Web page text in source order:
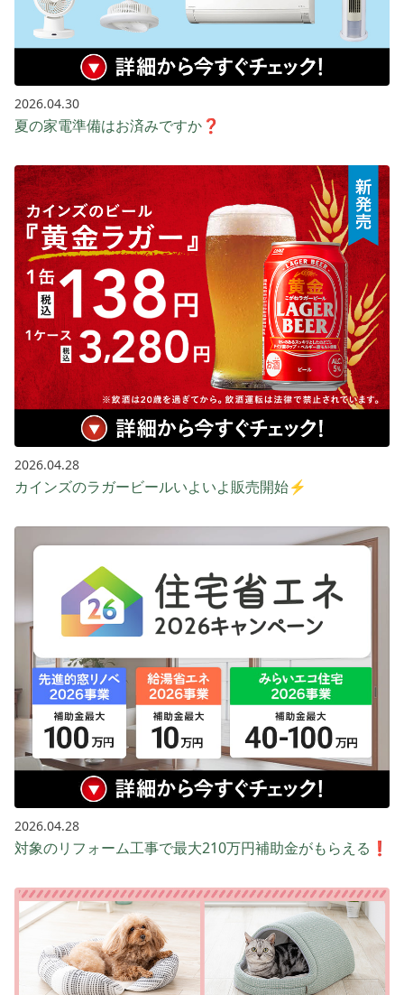
2026.04.30
夏の家電準備はお済みですか❓
2026.04.28
カインズのラガービールいよいよ販売開始⚡️
2026.04.28
対象のリフォーム工事で最大210万円補助金がもらえる❗